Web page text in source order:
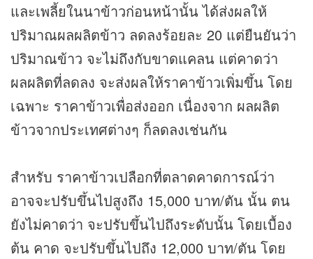
และเพลี้ยในนาข้าวก่อนหน้านั้น ได้ส่งผลให้
ปริมาณผลผลิตข้าว ลดลงร้อยละ 20 แต่ยืนยันว่า
ปริมาณข้าว จะไม่ถึงกับขาดแคลน แต่คาดว่า
ผลผลิตที่ลดลง จะส่งผลให้ราคาข้าวเพิ่มขึ้น โดย
เฉพาะ ราคาข้าวเพื่อส่งออก เนื่องจาก ผลผลิต
ข้าวจากประเทศต่างๆ ก็ลดลงเช่นกัน
สำหรับ ราคาข้าวเปลือกที่ตลาดคาดการณ์ว่า
อาจจะปรับขึ้นไปสูงถึง 15,000 บาท/ตัน นั้น ตน
ยังไม่คาดว่า จะปรับขึ้นไปถึงระดับนั้น โดยเบื้อง
ต้น คาด จะปรับขึ้นไปถึง 12,000 บาท/ตัน โดย